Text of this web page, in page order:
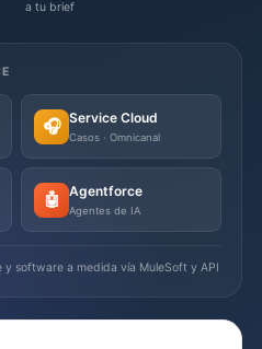
a tu brief
🎧 Service Cloud
Casos · Omnicanal
🤖 Agentforce
Agentes de IA
y software a medida vía MuleSoft y API